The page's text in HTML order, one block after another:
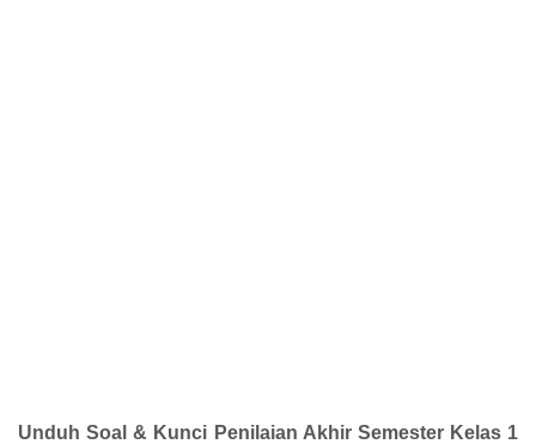
Unduh Soal & Kunci Penilaian Akhir Semester Kelas 1